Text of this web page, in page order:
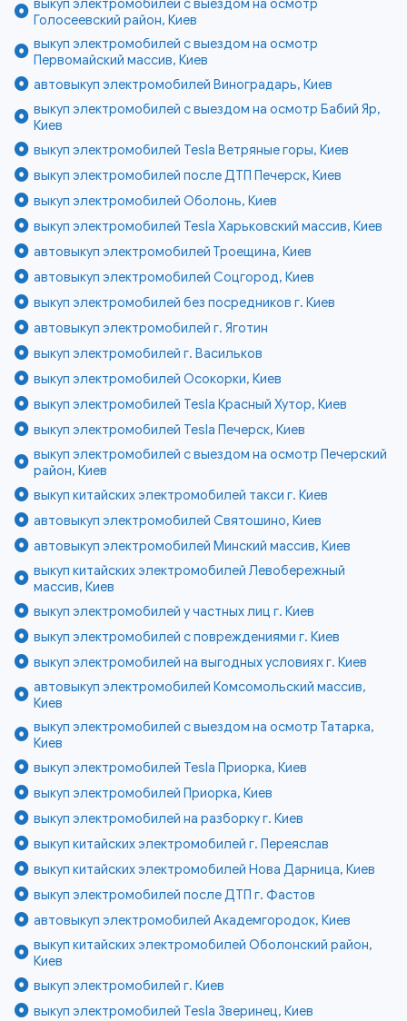
выкуп электромобилей с выездом на осмотр
Голосеевский район, Киев
выкуп электромобилей с выездом на осмотр
Первомайский массив, Киев
автовыкуп электромобилей Виноградарь, Киев
выкуп электромобилей с выездом на осмотр Бабий Яр,
Киев
выкуп электромобилей Tesla Ветряные горы, Киев
выкуп электромобилей после ДТП Печерск, Киев
выкуп электромобилей Оболонь, Киев
выкуп электромобилей Tesla Харьковский массив, Киев
автовыкуп электромобилей Троещина, Киев
автовыкуп электромобилей Соцгород, Киев
выкуп электромобилей без посредников г. Киев
автовыкуп электромобилей г. Яготин
выкуп электромобилей г. Васильков
выкуп электромобилей Осокорки, Киев
выкуп электромобилей Tesla Красный Хутор, Киев
выкуп электромобилей Tesla Печерск, Киев
выкуп электромобилей с выездом на осмотр Печерский
район, Киев
выкуп китайских электромобилей такси г. Киев
автовыкуп электромобилей Святошино, Киев
автовыкуп электромобилей Минский массив, Киев
выкуп китайских электромобилей Левобережный
массив, Киев
выкуп электромобилей у частных лиц г. Киев
выкуп электромобилей с повреждениями г. Киев
выкуп электромобилей на выгодных условиях г. Киев
автовыкуп электромобилей Комсомольский массив,
Киев
выкуп электромобилей с выездом на осмотр Татарка,
Киев
выкуп электромобилей Tesla Приорка, Киев
выкуп электромобилей Приорка, Киев
выкуп электромобилей на разборку г. Киев
выкуп китайских электромобилей г. Переяслав
выкуп китайских электромобилей Нова Дарница, Киев
выкуп электромобилей после ДТП г. Фастов
автовыкуп электромобилей Академгородок, Киев
выкуп китайских электромобилей Оболонский район,
Киев
выкуп электромобилей г. Киев
выкуп электромобилей Tesla Зверинец, Киев